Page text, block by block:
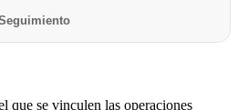
que se vinculen las operaciones